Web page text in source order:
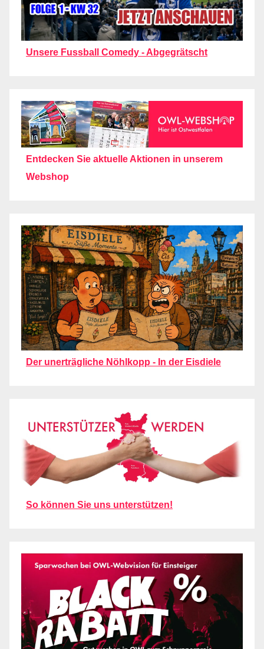
Unsere Fussball Comedy - Abgegrätscht
Entdecken Sie aktuelle Aktionen in unserem
Webshop
Der unerträgliche Nöhlkopp - In der Eisdiele
So können Sie uns unterstützen!